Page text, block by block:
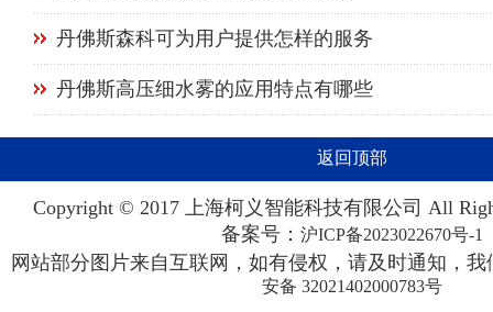
丹佛斯森科可为用户提供怎样的服务
丹佛斯高压细水雾的应用特点有哪些
返回顶部
Copyright © 2017 上海柯义智能科技有限公司 All
备案号： 沪ICP备2023022670号-1
网站部分图片来自互联网，如有侵权，请及时通知，
安备 32021402000783号